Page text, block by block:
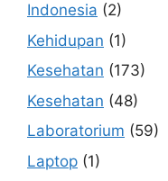
Indonesia (2)
Kehidupan (1)
Kesehatan (173)
Kesehatan (48)
Laboratorium (59)
Laptop (1)